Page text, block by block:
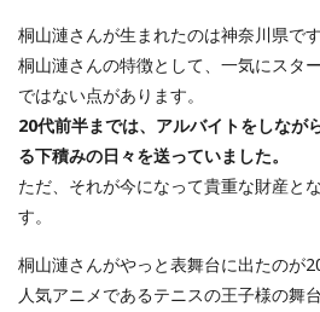
桐山漣さんが生まれたのは神奈川県です
桐山漣さんの特徴として、一気にスタ
ではない点があります。
20代前半までは、アルバイトをしなが
る下積みの日々を送っていました。
ただ、それが今になって貴重な財産と
す。
桐山漣さんがやっと表舞台に出たのが
人気アニメであるテニスの王子様の舞